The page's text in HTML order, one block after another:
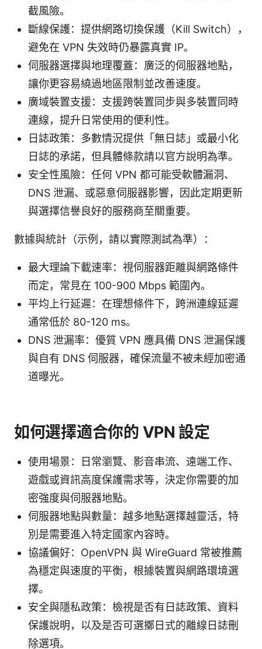
截風險。
斷線保護：提供網路切換保護（Kill Switch），
避免在 VPN 失效時仍暴露真實 IP。
伺服器選擇與地理覆蓋：廣泛的伺服器地點，
讓你更容易繞過地區限制並改善速度。
廣域裝置支援：支援跨裝置同步與多裝置同時
連線，提升日常使用的便利性。
日誌政策：多數情況提供「無日誌」或最小化
日誌的承諾，但具體條款請以官方說明為準。
安全性風險：任何 VPN 都可能受軟體漏洞、
DNS 泄漏、或惡意伺服器影響，因此定期更新
與選擇信譽良好的服務商至關重要。
數據與統計（示例，請以實際測試為準）：
最大理論下載速率：視伺服器距離與網路條件
而定，常見在 100-900 Mbps 範圍內。
平均上行延遲：在理想條件下，跨洲連線延遲
通常低於 80-120 ms。
DNS 泄漏率：優質 VPN 應具備 DNS 泄漏保護
與自有 DNS 伺服器，確保流量不被未經加密通
道曝光。
如何選擇適合你的 VPN 設定
使用場景：日常瀏覽、影音串流、遠端工作、
遊戲或資訊高度保護需求等，決定你需要的加
密強度與伺服器地點。
伺服器地點與數量：越多地點選擇越靈活，特
別是需要進入特定國家內容時。
協議偏好：OpenVPN 與 WireGuard 常被推薦
為穩定與速度的平衡，根據裝置與網路環境選
擇。
安全與隱私政策：檢視是否有日誌政策、資料
保護說明，以及是否可選擲日式的離線日誌刪
除選項。